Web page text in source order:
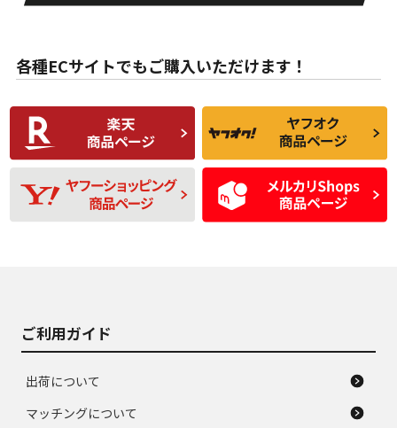
な中古品
んどない中古品
C
比較的きれいな中古
品
C
られるが、使用に問
題のない中古品
D
使用感や目立つ傷が
あり、一般的な中古
品
D
残り溝も少なく、偏
磨耗がみられ、短期
間使用できるくらい
の中古品
各種ECサイトでもご購入いただけます！
ご利用ガイド
出荷について
マッチングについて